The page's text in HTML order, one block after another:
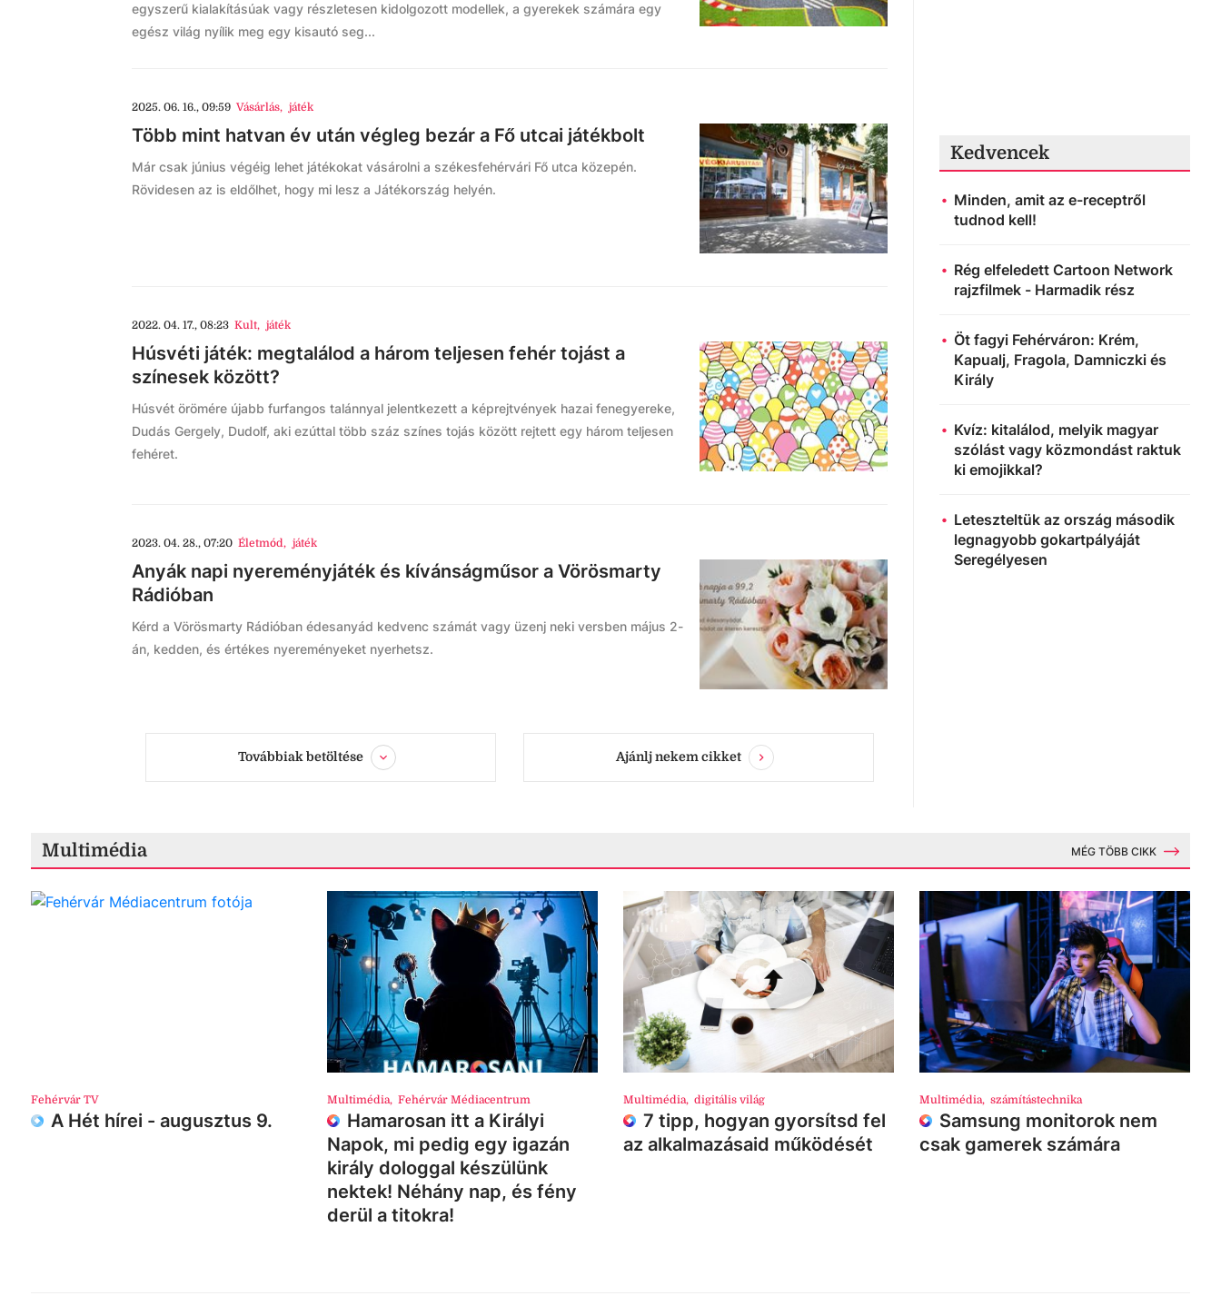
egyszerű kialakításúak vagy részletesen kidolgozott modellek, a gyerekek számára egy
egész világ nyílik meg egy kisautó seg...
2025. 06. 16., 09:59 Vásárlás, játék
Több mint hatvan év után végleg bezár a Fő utcai játékbolt
Már csak június végéig lehet játékokat vásárolni a székesfehérvári Fő utca közepén.
Rövidesen az is eldőlhet, hogy mi lesz a Játékország helyén.
2022. 04. 17., 08:23 Kult, játék
Húsvéti játék: megtalálod a három teljesen fehér tojást a
színesek között?
Húsvét örömére újabb furfangos talánnyal jelentkezett a képrejtvények hazai fenegyereke,
Dudás Gergely, Dudolf, aki ezúttal több száz színes tojás között rejtett egy három teljesen
fehéret.
2023. 04. 28., 07:20 Életmód, játék
Anyák napi nyereményjáték és kívánságműsor a Vörösmarty
Rádióban
Kérd a Vörösmarty Rádióban édesanyád kedvenc számát vagy üzenj neki versben május 2-
án, kedden, és értékes nyereményeket nyerhetsz.
Továbbiak betöltése Ajánlj nekem cikket
Kedvencek
Minden, amit az e-receptről
tudnod kell!
Rég elfeledett Cartoon Network
rajzfilmek - Harmadik rész
Öt fagyi Fehérváron: Krém,
Kapualj, Fragola, Damniczki és
Király
Kvíz: kitalálod, melyik magyar
szólást vagy közmondást raktuk
ki emojikkal?
Leteszteltük az ország második
legnagyobb gokartpályáját
Seregélyesen
Multimédia MÉG TÖBB CIKK
Fehérvár TV
A Hét hírei - augusztus 9.
Multimédia, Fehérvár Médiacentrum
Hamarosan itt a Királyi
Napok, mi pedig egy igazán
király dologgal készülünk
nektek! Néhány nap, és fény
derül a titokra!
Multimédia, digitális világ
7 tipp, hogyan gyorsítsd fel
az alkalmazásaid működését
Multimédia, számítástechnika
Samsung monitorok nem
csak gamerek számára